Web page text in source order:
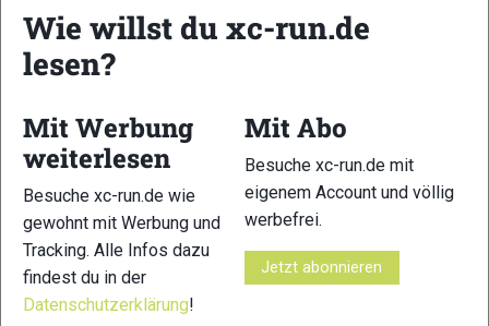
25 26
Wie willst du xc-run.de
lesen?
Mit Werbung
weiterlesen
Besuche xc-run.de wie
gewohnt mit Werbung und
Tracking. Alle Infos dazu
findest du in der
Datenschutzerklärung!
Mit Abo
Besuche xc-run.de mit
eigenem Account und völlig
werbefrei.
Jetzt abonnieren